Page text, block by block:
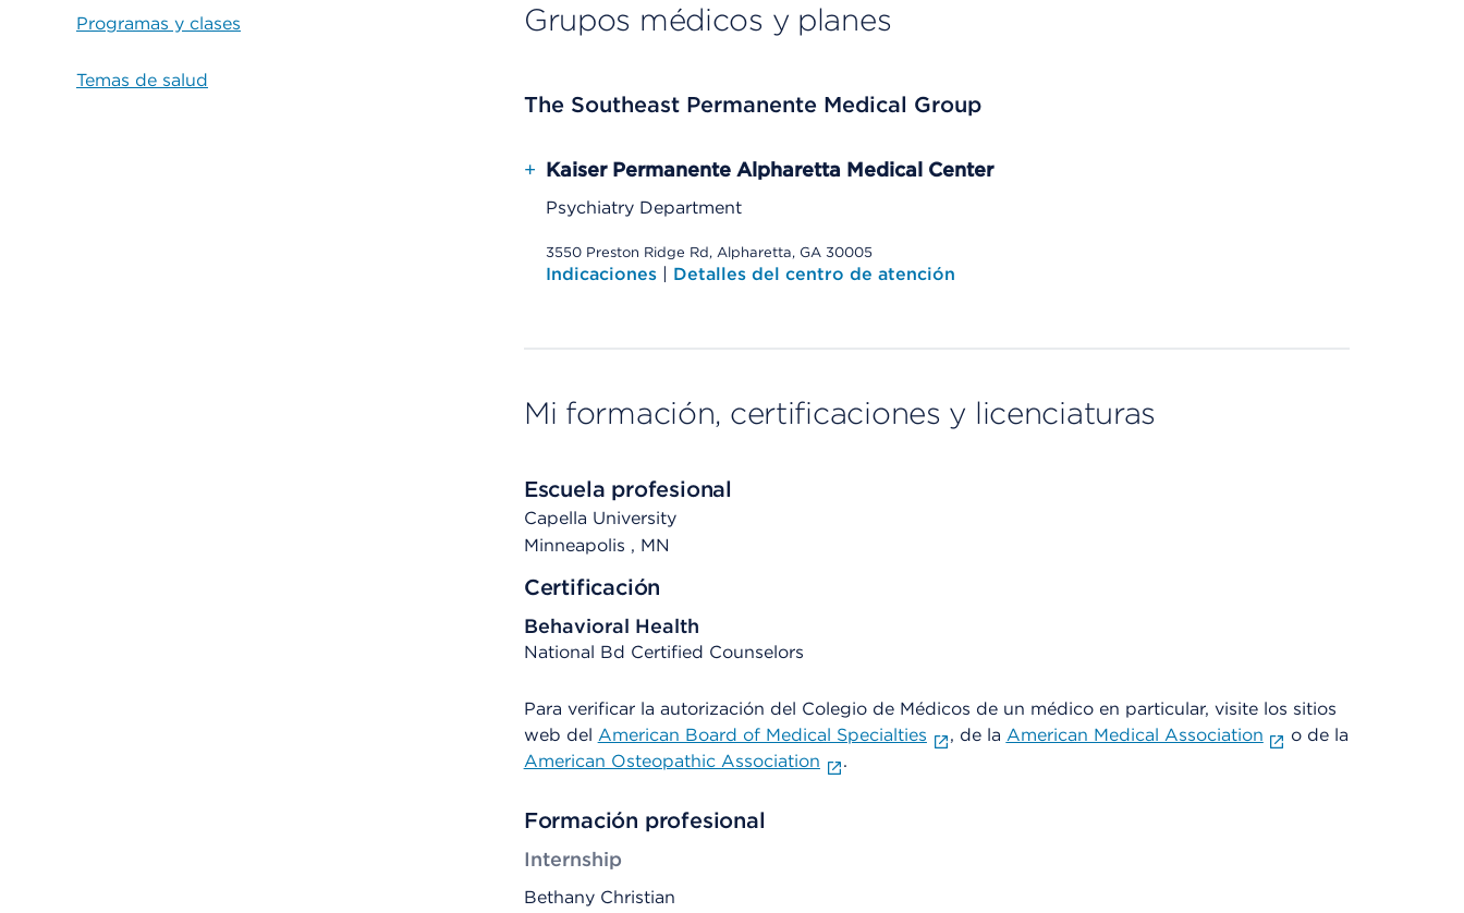
Programas y clases
Temas de salud
Grupos médicos y planes
The Southeast Permanente Medical Group
+ Kaiser Permanente Alpharetta Medical Center
Psychiatry Department
3550 Preston Ridge Rd, Alpharetta, GA 30005
Indicaciones | Detalles del centro de atención
Mi formación, certificaciones y licenciaturas
Escuela profesional
Capella University
Minneapolis , MN
Certificación
Behavioral Health
National Bd Certified Counselors
Para verificar la autorización del Colegio de Médicos de un médico en particular, visite los sitios
web del American Board of Medical Specialties , de la American Medical Association
o de la
American Osteopathic Association
.
Formación profesional
Internship
Bethany Christian